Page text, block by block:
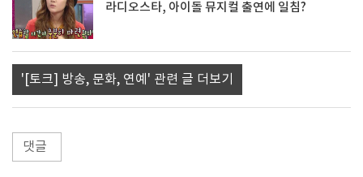
라디오스타, 아이돌 뮤지컬 출연에 일침?
'[토크] 방송, 문화, 연예' 관련 글 더보기
댓글